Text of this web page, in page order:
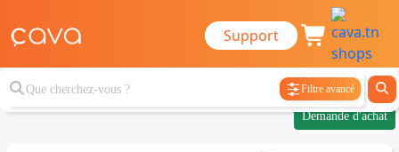
Support
Filtre avancé
Demande d'achat